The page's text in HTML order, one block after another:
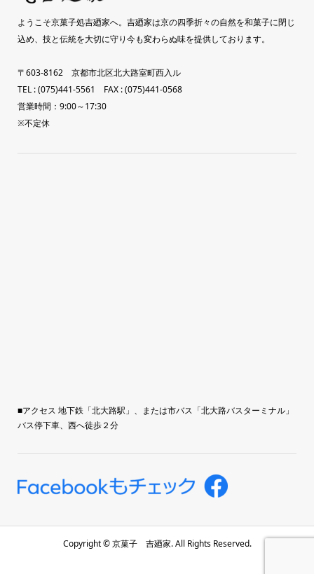
ようこそ京菓子処吉廼家へ。吉廼家は京の四季折々の自然を和菓子に閉じ
込め、技と伝統を大切に守り今も変わらぬ味を提供しております。
〒603-8162 京都市北区北大路室町西入ル
TEL : (075)441-5561 FAX : (075)441-0568
営業時間：9:00～17:30
※不定休
■アクセス 地下鉄「北大路駅」、または市バス「北大路バスターミナル」
バス停下車、西へ徒歩２分
Copyright ©京菓子 吉廼家. All Rights Reserved.